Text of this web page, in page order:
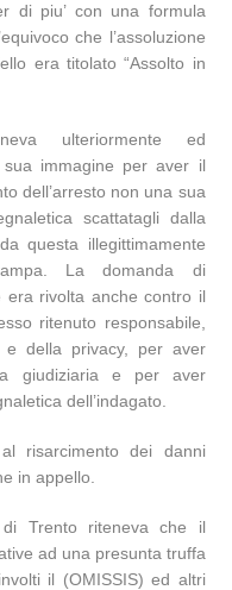
di piu’ con una formula
che l’assoluzione
era titolato “Assolto in
ulteriormente ed
sua immagine per aver il
dell’arresto non una sua
scattatagli dalla
questa illegittimamente
La domanda di
era rivolta anche contro il
ritenuto responsabile,
della privacy, per aver
giudiziaria e per aver
dell’indagato.
risarcimento dei danni
in appello.
di Trento riteneva che il
ad una presunta truffa
il (OMISSIS) ed altri